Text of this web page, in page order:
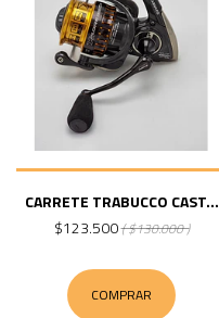
CARRETE TRABUCCO CAST...
$123.500( $130.000 )
COMPRAR